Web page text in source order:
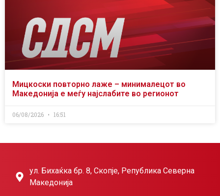
Мицкоски повторно лаже – минималецот во
Македонија е меѓу најслабите во регионот
06/08/2026 16:51
ул. Бихаќка бр. 8, Скопје, Република Северна
Македонија